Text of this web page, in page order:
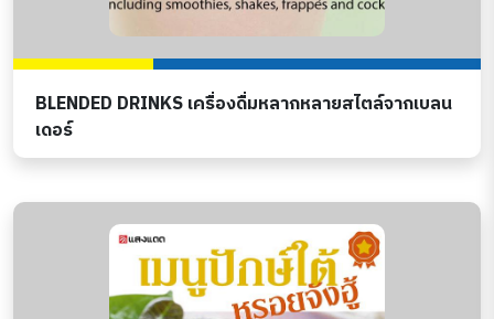
BLENDED DRINKS เครื่องดื่มหลากหลายสไตล์จากเบลน
เดอร์